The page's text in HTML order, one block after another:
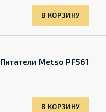
В КОРЗИНУ
Питатели Metso PF561
В КОРЗИНУ